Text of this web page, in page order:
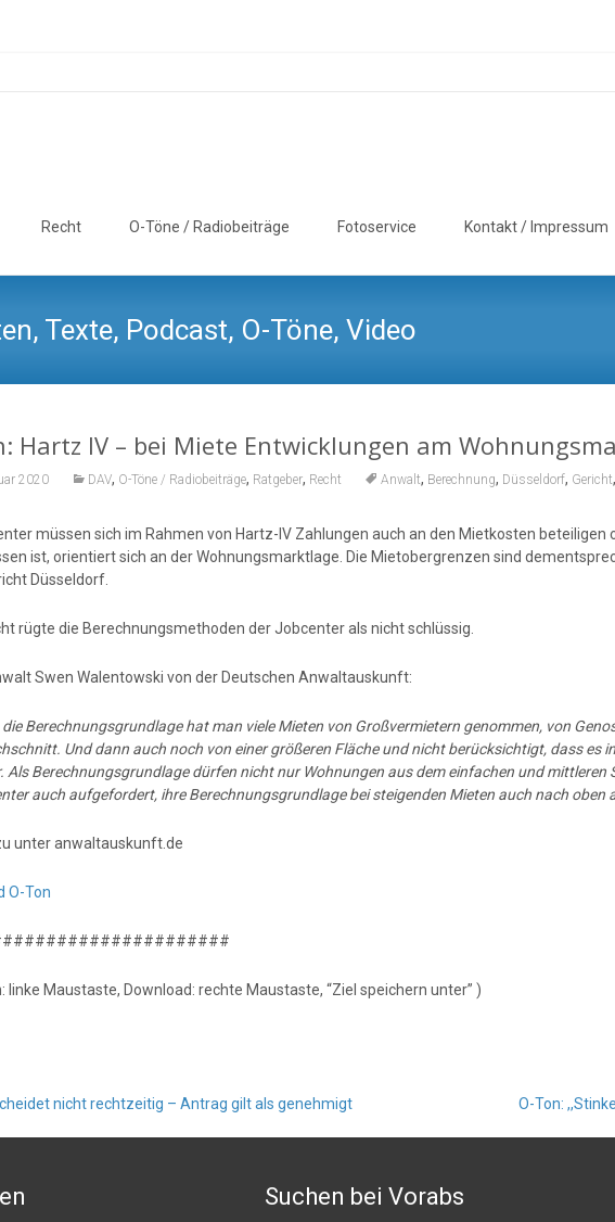
Recht O-Töne / Radiobeiträge Fotoservice Kontakt / Impressum
Texte, Podcast, O-Töne, Video
Hartz IV – bei Miete Entwicklungen am
2020 DAV, O-Töne / Radiobeiträge, Ratgeber, Recht Anwalt, Berechnung, Düsseldorf, Gericht,
müssen sich im Rahmen von Hartz-lV Zahlungen auch an den Mietkosten beteiligen
ist, orientiert sich an der Wohnungsmarktlage. Die Mietobergrenzen sind
Düsseldorf.
rügte die Berechnungsmethoden der Jobcenter als nicht schlüssig.
Swen Walentowski von der Deutschen Anwaltauskunft:
die Berechnungsgrundlage hat man viele Mieten von Großvermietern genommen, von
Und dann auch noch von einer größeren Fläche und nicht berücksichtigt, dass es
Als Berechnungsgrundlage dürfen nicht nur Wohnungen aus dem einfachen und mittleren
auch aufgefordert, ihre Berechnungsgrundlage bei steigenden Mieten auch nach oben
unter anwaltauskunft.de
O-Ton
linke Maustaste, Download: rechte Maustaste, “Ziel speichern unter” )
nicht rechtzeitig – Antrag gilt als genehmigt O-Ton:
Suchen bei Vorabs